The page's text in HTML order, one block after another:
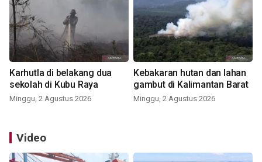
Karhutla di belakang dua
sekolah di Kubu Raya
Minggu, 2 Agustus 2026
Kebakaran hutan dan lahan
gambut di Kalimantan Barat
Minggu, 2 Agustus 2026
Video